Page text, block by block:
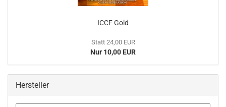
ICCF Gold
Statt 24,00 EUR
Nur 10,00 EUR
Hersteller